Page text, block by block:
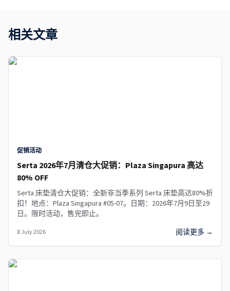
相关文章
促销活动
Serta 2026年7月清仓大促销：Plaza Singapura 高达
80% OFF
Serta 床垫清仓大促销：全新非当季系列 Serta 床垫高达80%折
扣！地点：Plaza Singapura #05-07。日期：2026年7月9日至29
日。限时活动，售完即止。
8 July 2026 阅读更多 →